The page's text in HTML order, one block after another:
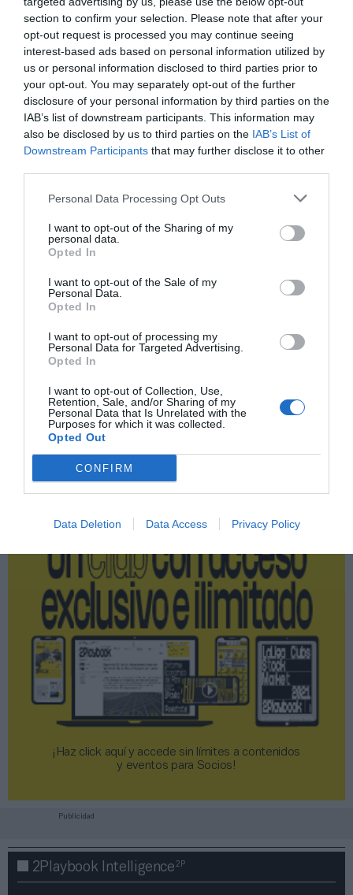
section to confirm your selection. Please note that after your
opt-out request is processed you may continue seeing
interest-based ads based on personal information utilized by
us or personal information disclosed to third parties prior to
your opt-out. You may separately opt-out of the further
disclosure of your personal information by third parties on the
IAB’s list of downstream participants. This information may
also be disclosed by us to third parties on the IAB’s List of
Downstream Participants that may further disclose it to other
Personal Data Processing Opt Outs
I want to opt-out of the Sharing of my
personal data.
Opted In
I want to opt-out of the Sale of my
Personal Data.
Opted In
I want to opt-out of processing my
Personal Data for Targeted Advertising.
Opted In
I want to opt-out of Collection, Use,
Retention, Sale, and/or Sharing of my
Personal Data that Is Unrelated with the
Purposes for which it was collected.
Opted Out
CONFIRM
Data Deletion Data Access Privacy Policy
Índex2P
La Vuelta
Tour de Francia
cerrados en España, Europa y Norteamérica en los
últimos 30 días y una entrevista con directores/as de las
principales marcas.
Aquí puedes apuntarte gratis
Añadir 2Playbookcomo fuente preferida de Google
de forma gratuita
Mantente informado con las últimas noticias de actualidad.
ACTIVAR AHORA
Publicidad
2Playbook Club
¡Haz click aquí y accede sin límites a contenidos
y eventos para Socios!​​​​​​​
Publicidad
2Playbook Intelligence2P